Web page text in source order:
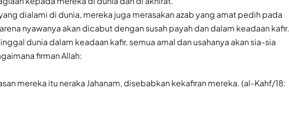
dialami di dunia, mereka juga merasakan azab yang amat pedih pada
nyawanya akan dicabut dengan susah payah dan dalam keadaan kafir.
dunia dalam keadaan kafir, semua amal dan usahanya akan sia-sia
firman Allah:
mereka itu neraka Jahanam, disebabkan kekafiran mereka. (al-Kahf/18: